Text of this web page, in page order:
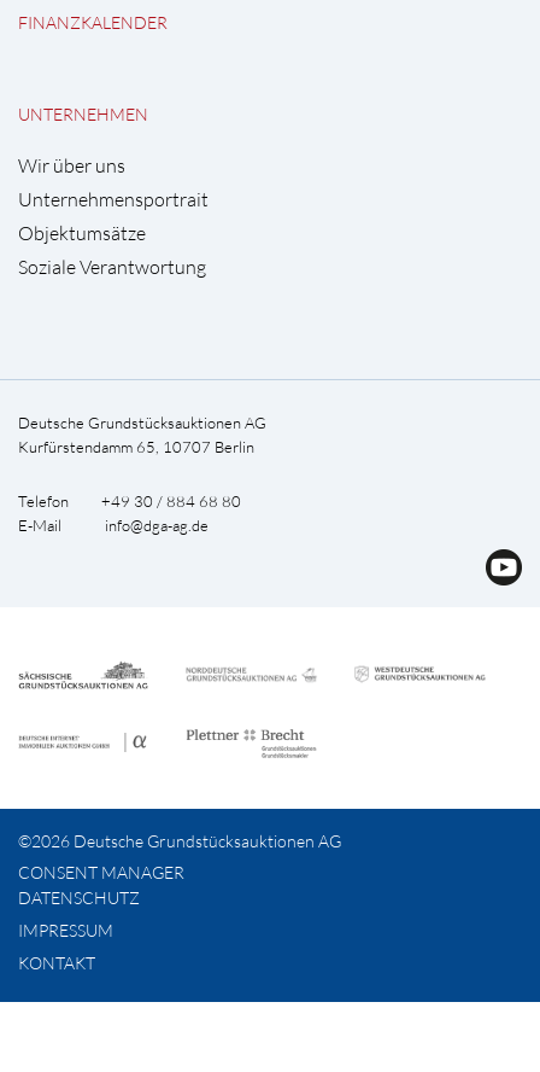
FINANZKALENDER
UNTERNEHMEN
Wir über uns
Unternehmensportrait
Objektumsätze
Soziale Verantwortung
Deutsche Grundstücksauktionen AG
Kurfürstendamm 65, 10707 Berlin
Telefon +49 30 / 884 68 80
E-Mail info@dga-ag.de
©2026 Deutsche Grundstücksauktionen AG
CONSENT MANAGER
DATENSCHUTZ
IMPRESSUM
KONTAKT